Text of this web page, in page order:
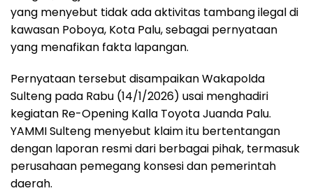
yang menyebut tidak ada aktivitas tambang ilegal di
kawasan Poboya, Kota Palu, sebagai pernyataan
yang menafikan fakta lapangan.
Pernyataan tersebut disampaikan Wakapolda
Sulteng pada Rabu (14/1/2026) usai menghadiri
kegiatan Re-Opening Kalla Toyota Juanda Palu.
YAMMI Sulteng menyebut klaim itu bertentangan
dengan laporan resmi dari berbagai pihak, termasuk
perusahaan pemegang konsesi dan pemerintah
daerah.